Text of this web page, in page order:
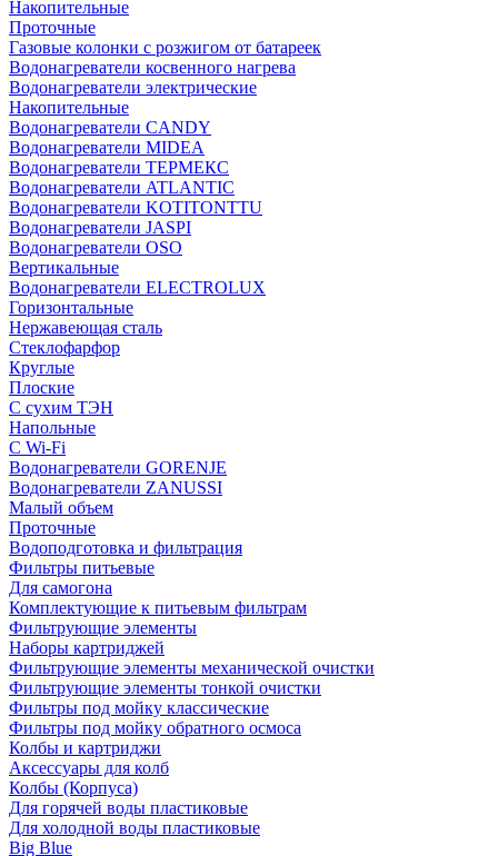
Накопительные
Проточные
Газовые колонки с розжигом от батареек
Водонагреватели косвенного нагрева
Водонагреватели электрические
Накопительные
Водонагреватели CANDY
Водонагреватели MIDEA
Водонагреватели ТЕРМЕКС
Водонагреватели ATLANTIC
Водонагреватели KOTITONTTU
Водонагреватели JASPI
Водонагреватели OSO
Вертикальные
Водонагреватели ELECTROLUX
Горизонтальные
Нержавеющая сталь
Стеклофарфор
Круглые
Плоские
С сухим ТЭН
Напольные
С Wi-Fi
Водонагреватели GORENJE
Водонагреватели ZANUSSI
Малый объем
Проточные
Водоподготовка и фильтрация
Фильтры питьевые
Для самогона
Комплектующие к питьевым фильтрам
Фильтрующие элементы
Наборы картриджей
Фильтрующие элементы механической очистки
Фильтрующие элементы тонкой очистки
Фильтры под мойку классические
Фильтры под мойку обратного осмоса
Колбы и картриджи
Аксессуары для колб
Колбы (Корпуса)
Для горячей воды пластиковые
Для холодной воды пластиковые
Big Blue